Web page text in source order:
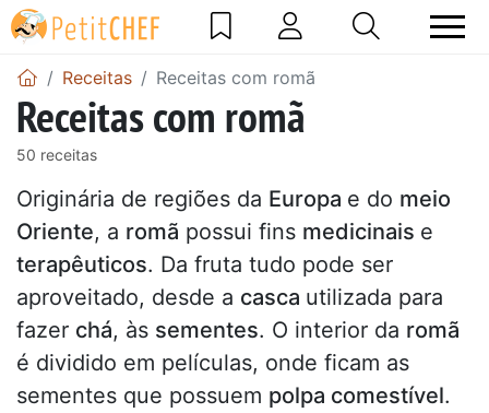
Receitas Receitas com romã
Receitas com romã
50 receitas
Originária de regiões da Europa e do meio
Oriente, a romã possui fins medicinais e
terapêuticos. Da fruta tudo pode ser
aproveitado, desde a casca utilizada para
fazer chá, às sementes. O interior da romã
é dividido em películas, onde ficam as
sementes que possuem polpa comestível.